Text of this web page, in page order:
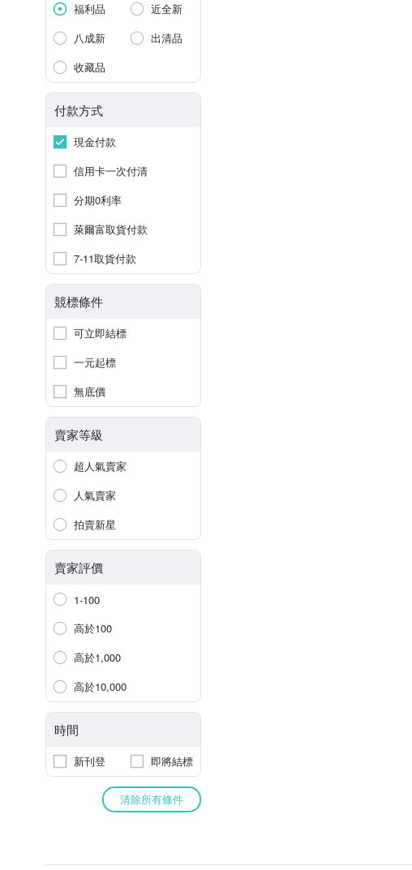
福利品
近全新
八成新
出清品
收藏品
付款方式
現金付款
信用卡一次付清
分期0利率
萊爾富取貨付款
7-11取貨付款
競標條件
可立即結標
一元起標
無底價
賣家等級
超人氣賣家
人氣賣家
拍賣新星
賣家評價
1-100
高於100
高於1,000
高於10,000
時間
新刊登 即將結標
清除所有條件